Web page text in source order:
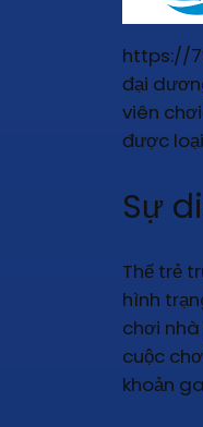
https://
đại
viên
được
Sự
Thế trẻ
hình
chơi
cuộc
khoản